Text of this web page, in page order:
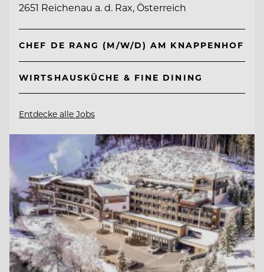
2651 Reichenau a. d. Rax, Österreich
CHEF DE RANG (M/W/D) AM KNAPPENHOF
WIRTSHAUSKÜCHE & FINE DINING
Entdecke alle Jobs